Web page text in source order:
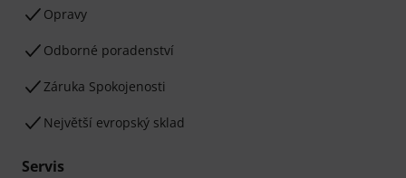
Opravy
Odborné poradenství
Záruka Spokojenosti
Největší evropský sklad
Servis